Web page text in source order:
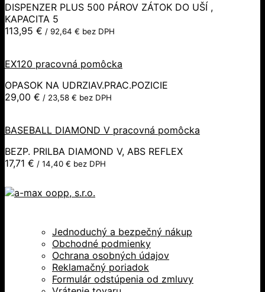
DISPENZER PLUS 500 PÁROV ZÁTOK DO UŠÍ ,
KAPACITA 5
113,95 € / 92,64 € bez DPH
EX120 pracovná pomôcka
OPASOK NA UDRZIAV.PRAC.POZICIE
29,00 € / 23,58 € bez DPH
BASEBALL DIAMOND V pracovná pomôcka
BEZP. PRILBA DIAMOND V, ABS REFLEX
17,71 € / 14,40 € bez DPH
Jednoduchý a bezpečný nákup
Obchodné podmienky
Ochrana osobných údajov
Reklamačný poriadok
Formulár odstúpenia od zmluvy